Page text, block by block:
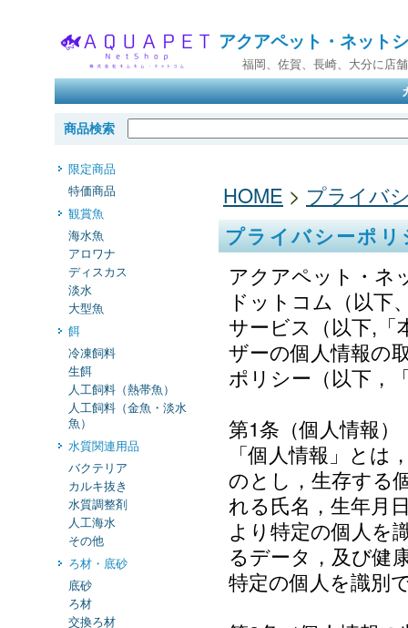
アクアペット・ネット
福岡、佐賀、長崎、大分に店舗
商品検索
限定商品
特価商品
観賞魚
海水魚
アロワナ
ディスカス
淡水
大型魚
餌
冷凍飼料
生餌
人工飼料（熱帯魚）
人工飼料（金魚・淡水
魚）
水質関連用品
バクテリア
カルキ抜き
水質調整剤
人工海水
その他
ろ材・底砂
底砂
ろ材
交換ろ材
HOME > プライバ
プライバシーポリ
アクアペット・ネ
ドットコム（以下
サービス（以下,
ザーの個人情報の
ポリシー（以下，
第1条（個人情報）
「個人情報」と
のとし，生存する
れる氏名，生年月
より特定の個人を
るデータ，及び健
特定の個人を識別